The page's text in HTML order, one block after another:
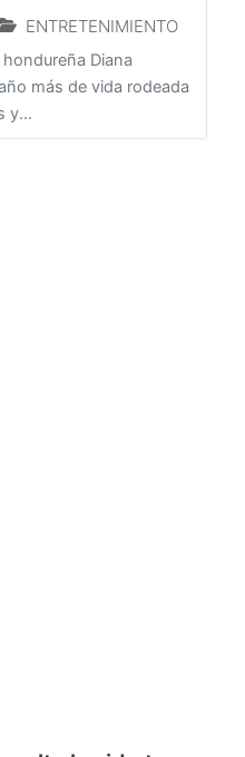
ENTRETENIMIENTO
Diana
más de vida rodeada
y...